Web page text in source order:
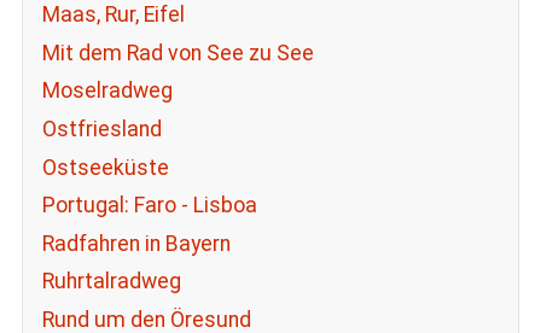
Maas, Rur, Eifel
Mit dem Rad von See zu See
Moselradweg
Ostfriesland
Ostseeküste
Portugal: Faro - Lisboa
Radfahren in Bayern
Ruhrtalradweg
Rund um den Öresund